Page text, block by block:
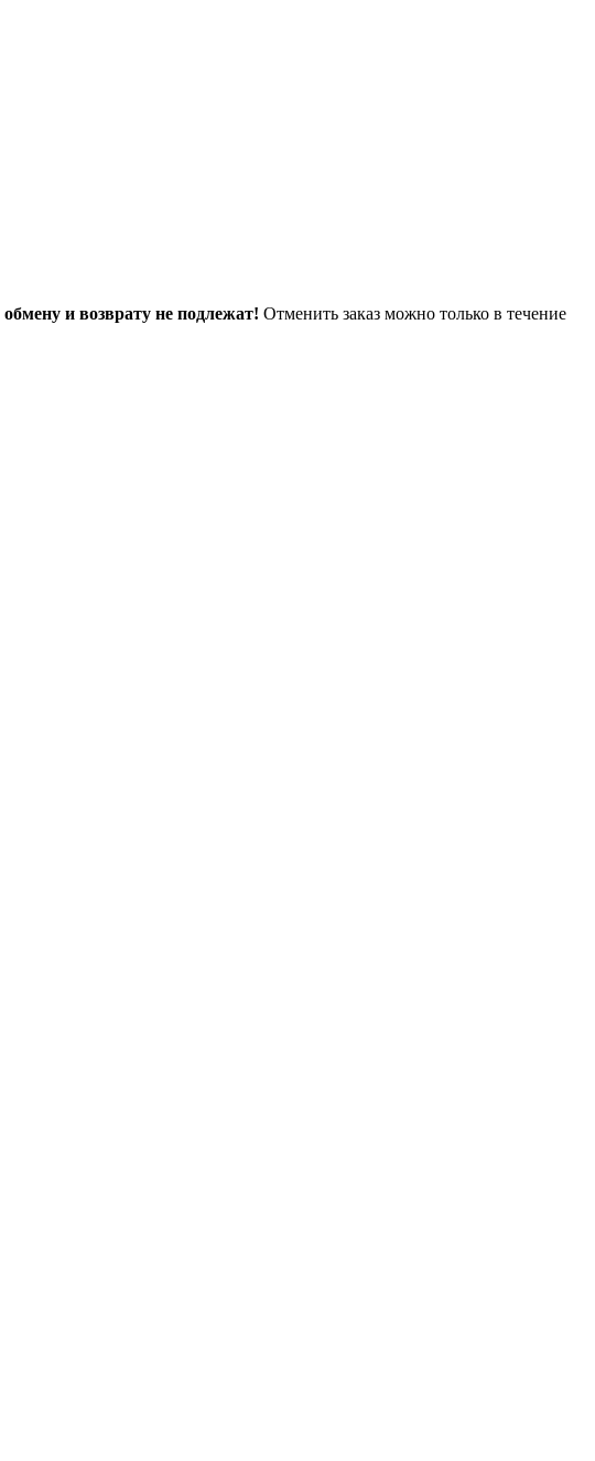
обмену и возврату не подлежат! Отменить заказ можно только в течение